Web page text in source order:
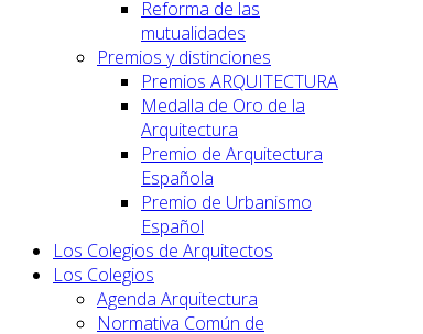
Reforma de las
mutualidades
Premios y distinciones
Premios ARQUITECTURA
Medalla de Oro de la
Arquitectura
Premio de Arquitectura
Española
Premio de Urbanismo
Español
Los Colegios de Arquitectos
Los Colegios
Agenda Arquitectura
Normativa Común de